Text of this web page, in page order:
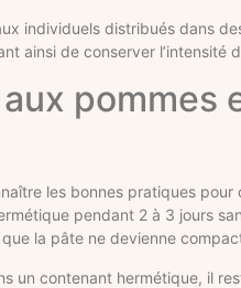
individuels distribués dans
ainsi de conserver l’intensité
pommes
les bonnes pratiques
pendant 2 à 3 jours
la pâte ne devienne
contenant hermétique, il